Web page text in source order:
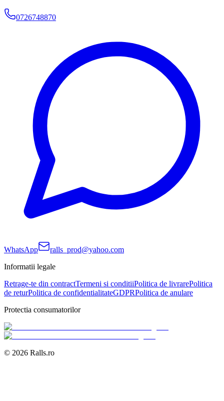
0726748870
WhatsApp
ralls_prod@yahoo.com
Informatii legale
Retrage-te din contractTermeni si conditiiPolitica de livrarePolitica
de returPolitica de confidentialitateGDPRPolitica de anulare
Protectia consumatorilor
© 2026 Ralls.ro